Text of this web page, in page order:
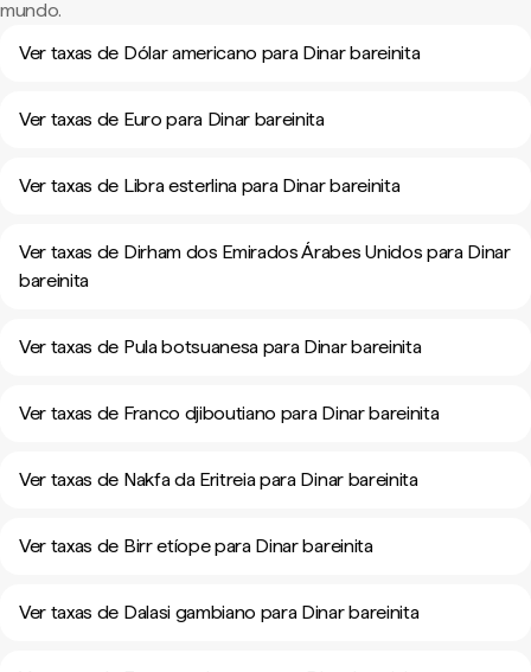
mundo.
Ver taxas de Dólar americano para Dinar bareinita
Ver taxas de Euro para Dinar bareinita
Ver taxas de Libra esterlina para Dinar bareinita
Ver taxas de Dirham dos Emirados Árabes Unidos para Dinar
bareinita
Ver taxas de Pula botsuanesa para Dinar bareinita
Ver taxas de Franco djiboutiano para Dinar bareinita
Ver taxas de Nakfa da Eritreia para Dinar bareinita
Ver taxas de Birr etíope para Dinar bareinita
Ver taxas de Dalasi gambiano para Dinar bareinita